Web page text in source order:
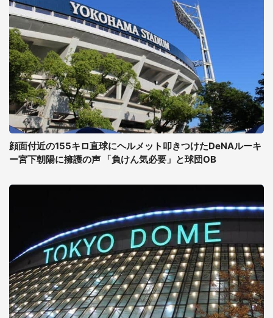
顔面付近の155キロ直球にヘルメット叩きつけたDeNAルーキ
ー宮下朝陽に擁護の声 「負けん気必要」と球団OB